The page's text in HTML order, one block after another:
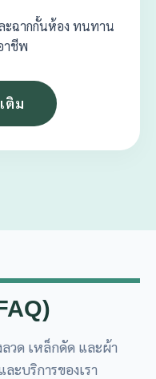
ะฉากกั้นห้อง ทนทาน
าชีพ
ติม
ลวด เหล็กดัด และผ้า
บริการของเรา